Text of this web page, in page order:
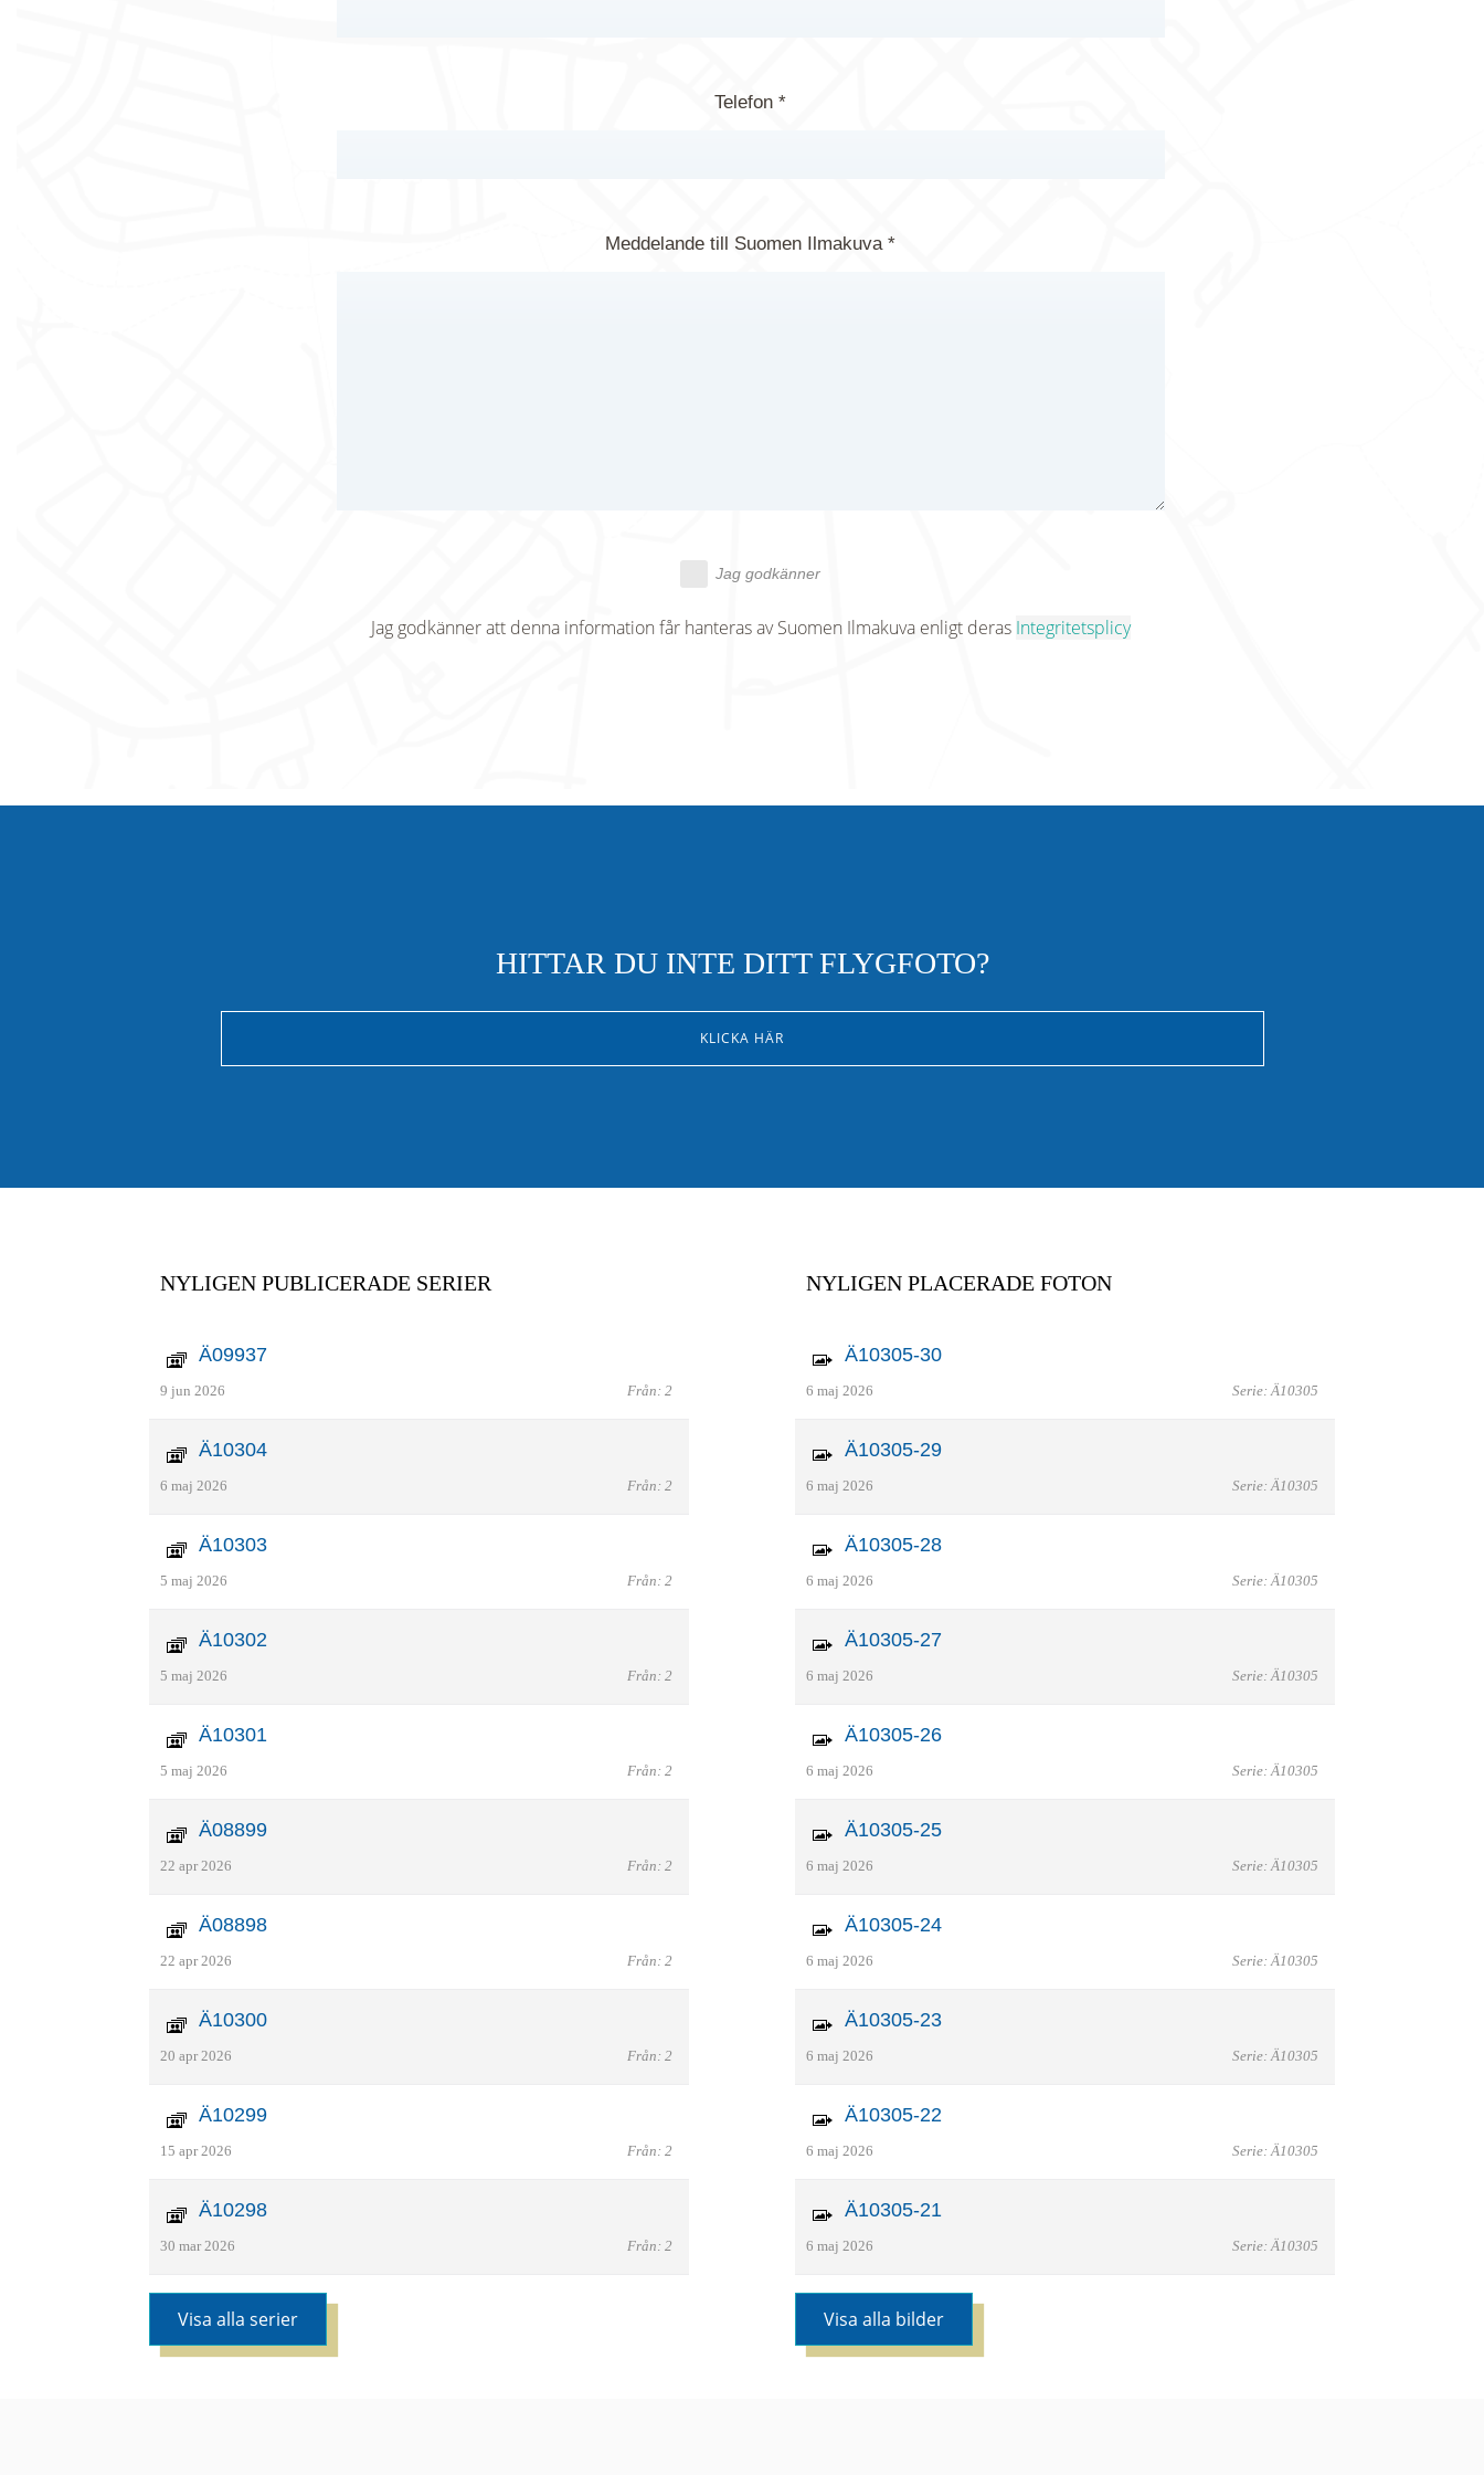
Telefon *
Meddelande till Suomen Ilmakuva *
Jag godkänner
Jag godkänner att denna information får hanteras av Suomen Ilmakuva enligt deras Integritetsplicy
HITTAR DU INTE DITT FLYGFOTO?
KLICKA HÄR
NYLIGEN PUBLICERADE SERIER
Ä09937
9 jun 2026 Från: 2
Ä10304
6 maj 2026 Från: 2
Ä10303
5 maj 2026 Från: 2
Ä10302
5 maj 2026 Från: 2
Ä10301
5 maj 2026 Från: 2
Ä08899
22 apr 2026 Från: 2
Ä08898
22 apr 2026 Från: 2
Ä10300
20 apr 2026 Från: 2
Ä10299
15 apr 2026 Från: 2
Ä10298
30 mar 2026 Från: 2
Visa alla serier
NYLIGEN PLACERADE FOTON
Ä10305-30
6 maj 2026 Serie: Ä10305
Ä10305-29
6 maj 2026 Serie: Ä10305
Ä10305-28
6 maj 2026 Serie: Ä10305
Ä10305-27
6 maj 2026 Serie: Ä10305
Ä10305-26
6 maj 2026 Serie: Ä10305
Ä10305-25
6 maj 2026 Serie: Ä10305
Ä10305-24
6 maj 2026 Serie: Ä10305
Ä10305-23
6 maj 2026 Serie: Ä10305
Ä10305-22
6 maj 2026 Serie: Ä10305
Ä10305-21
6 maj 2026 Serie: Ä10305
Visa alla bilder